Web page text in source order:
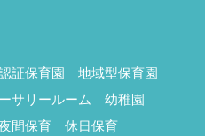
証保育園
地域型保育園
サリールーム
幼稚園
間保育 休日保育